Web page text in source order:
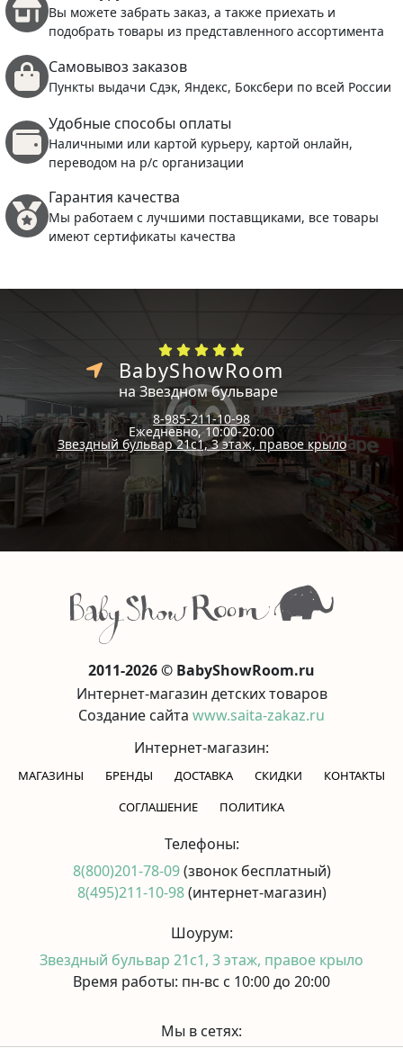
Вы можете забрать заказ, а также приехать и
подобрать товары из представленного ассортимента
Самовывоз заказов
Пункты выдачи Сдэк, Яндекс, Боксбери по всей России
Удобные способы оплаты
Наличными или картой курьеру, картой онлайн,
переводом на р/с организации
Гарантия качества
Мы работаем с лучшими поставщиками, все товары
имеют сертификаты качества
BabyShowRoom
на Звездном бульваре
8-985-211-10-98
Ежедневно, 10:00-20:00
Звездный бульвар 21с1, 3 этаж, правое крыло
2011-2026 © BabyShowRoom.ru
Интернет-магазин детских товаров
Создание сайта www.saita-zakaz.ru
Интернет-магазин:
МАГАЗИНЫ БРЕНДЫ ДОСТАВКА СКИДКИ
КОНТАКТЫ
CОГЛАШЕНИЕ
ПОЛИТИКА
Телефоны:
8(800)201-78-09(звонок бесплатный)
8(495)211-10-98(интернет-магазин)
Шоурум:
Звездный бульвар 21с1, 3 этаж, правое крыло
Время работы: пн-вс с 10:00 до 20:00
Мы в сетях: